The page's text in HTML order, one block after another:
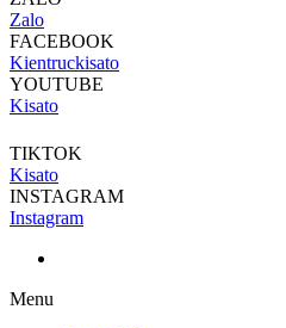
Zalo
FACEBOOK
Kientruckisato
YOUTUBE
Kisato
TIKTOK
Kisato
INSTAGRAM
Instagram
Menu